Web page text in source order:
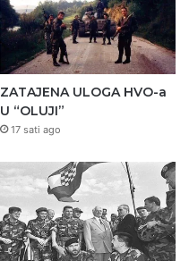
ZATAJENA ULOGA HVO-a
U “OLUJI”
17 sati ago